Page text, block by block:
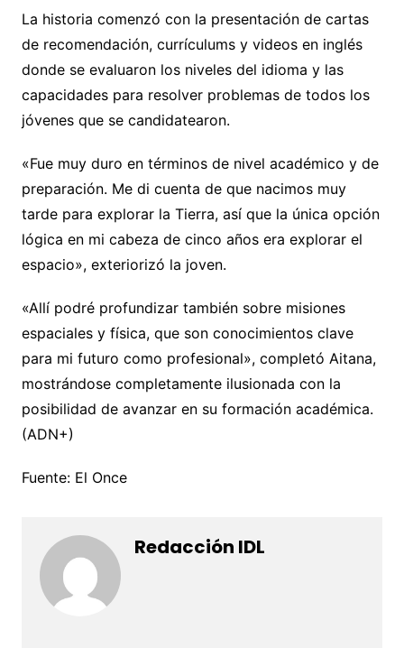
La historia comenzó con la presentación de cartas
de recomendación, currículums y videos en inglés
donde se evaluaron los niveles del idioma y las
capacidades para resolver problemas de todos los
jóvenes que se candidatearon.
«Fue muy duro en términos de nivel académico y de
preparación. Me di cuenta de que nacimos muy
tarde para explorar la Tierra, así que la única opción
lógica en mi cabeza de cinco años era explorar el
espacio», exteriorizó la joven.
«Allí podré profundizar también sobre misiones
espaciales y física, que son conocimientos clave
para mi futuro como profesional», completó Aitana,
mostrándose completamente ilusionada con la
posibilidad de avanzar en su formación académica.
(ADN+)
Fuente: El Once
Redacción IDL